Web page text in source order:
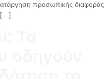
προσωπικής διαφοράς
[…]